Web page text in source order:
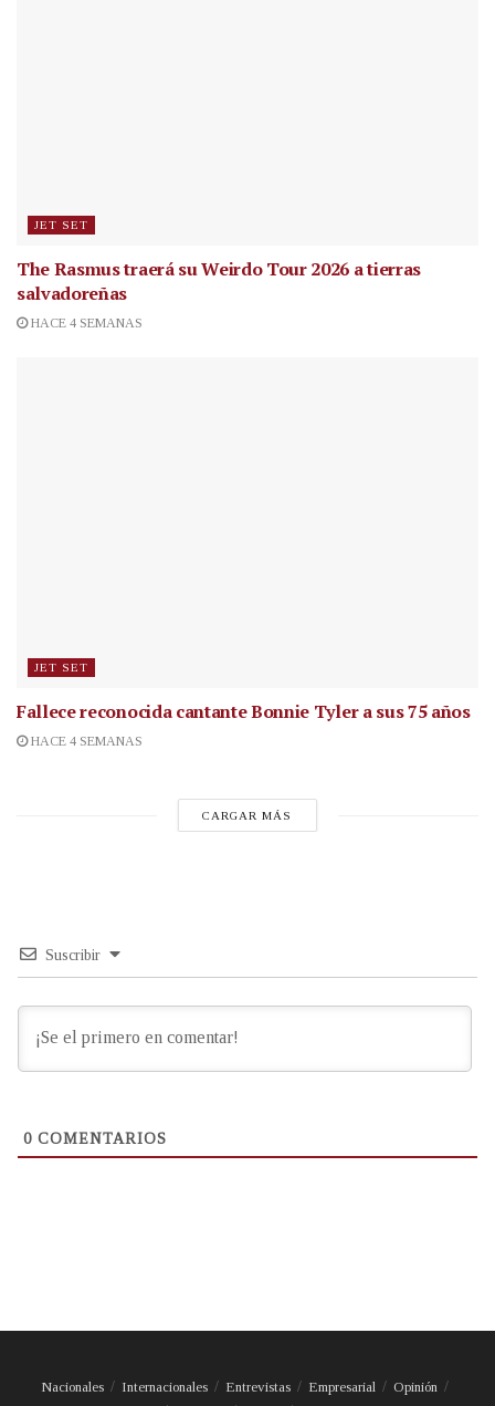
JET SET
The Rasmus traerá su Weirdo Tour 2026 a tierras
salvadoreñas
HACE 4 SEMANAS
JET SET
Fallece reconocida cantanteBonnie Tyler a sus 75 años
HACE 4 SEMANAS
CARGAR MÁS
Suscribir
0 COMENTARIOS
Nacionales Internacionales Entrevistas Empresarial
Opinión